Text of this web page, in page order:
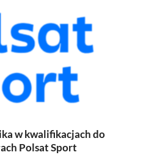
w kwalifikacjach do
Polsat Sport